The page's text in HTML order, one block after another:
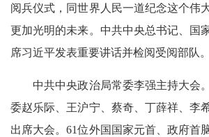
阅兵仪式，同世界人民一道纪念这个伟
更加光明的未来。中共中央总书记、国
席习近平发表重要讲话并检阅受阅部队。
中共中央政治局常委李强主持大会
委赵乐际、王沪宁、蔡奇、丁薛祥、李
出席大会。61位外国国家元首、政府首